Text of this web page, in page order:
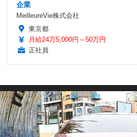
企業
MeilleureVie株式会社
東京都
月給24万5,000円～50万円
正社員